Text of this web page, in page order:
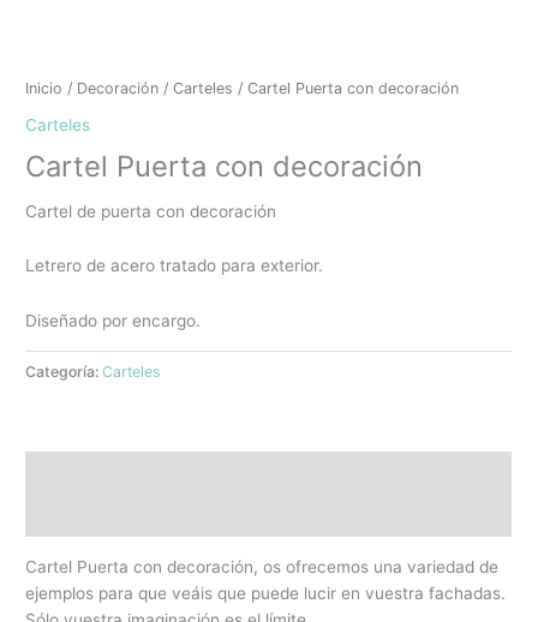
Inicio / Decoración /Carteles / Cartel Puerta con decoración
Carteles
Cartel Puerta con decoración
Cartel de puerta con decoración
Letrero de acero tratado para exterior.
Diseñado por encargo.
Categoría:Carteles
Cartel Puerta con decoración, os ofrecemos una variedad de
ejemplos para que veáis que puede lucir en vuestra fachadas.